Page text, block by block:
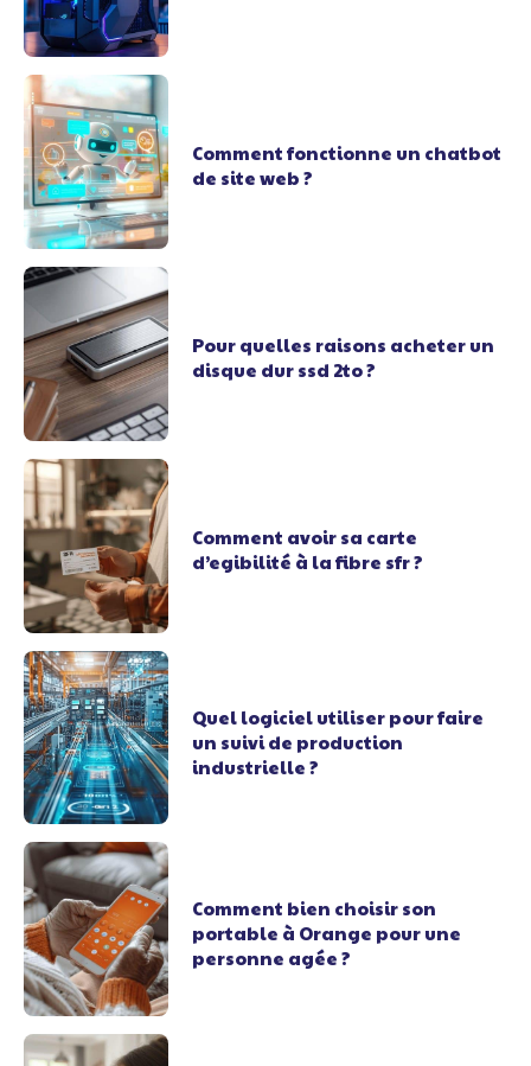
Comment fonctionne un chatbot
de site web ?
Pour quelles raisons acheter un
disque dur ssd 2to ?
Comment avoir sa carte
d’egibilité à la fibre sfr ?
Quel logiciel utiliser pour faire
un suivi de production
industrielle ?
Comment bien choisir son
portable à Orange pour une
personne agée ?